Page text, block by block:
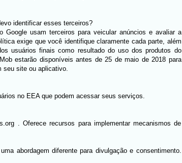
identificar esses terceiros?
usam terceiros para veicular anúncios e avaliar a
exige que você identifique claramente cada parte, além
usuários finais como resultado do uso dos produtos do
estarão disponíveis antes de 25 de maio de 2018 para
seu site ou aplicativo.
no EEA que podem acessar seus serviços.
. Oferece recursos para implementar mecanismos de
abordagem diferente para divulgação e consentimento.